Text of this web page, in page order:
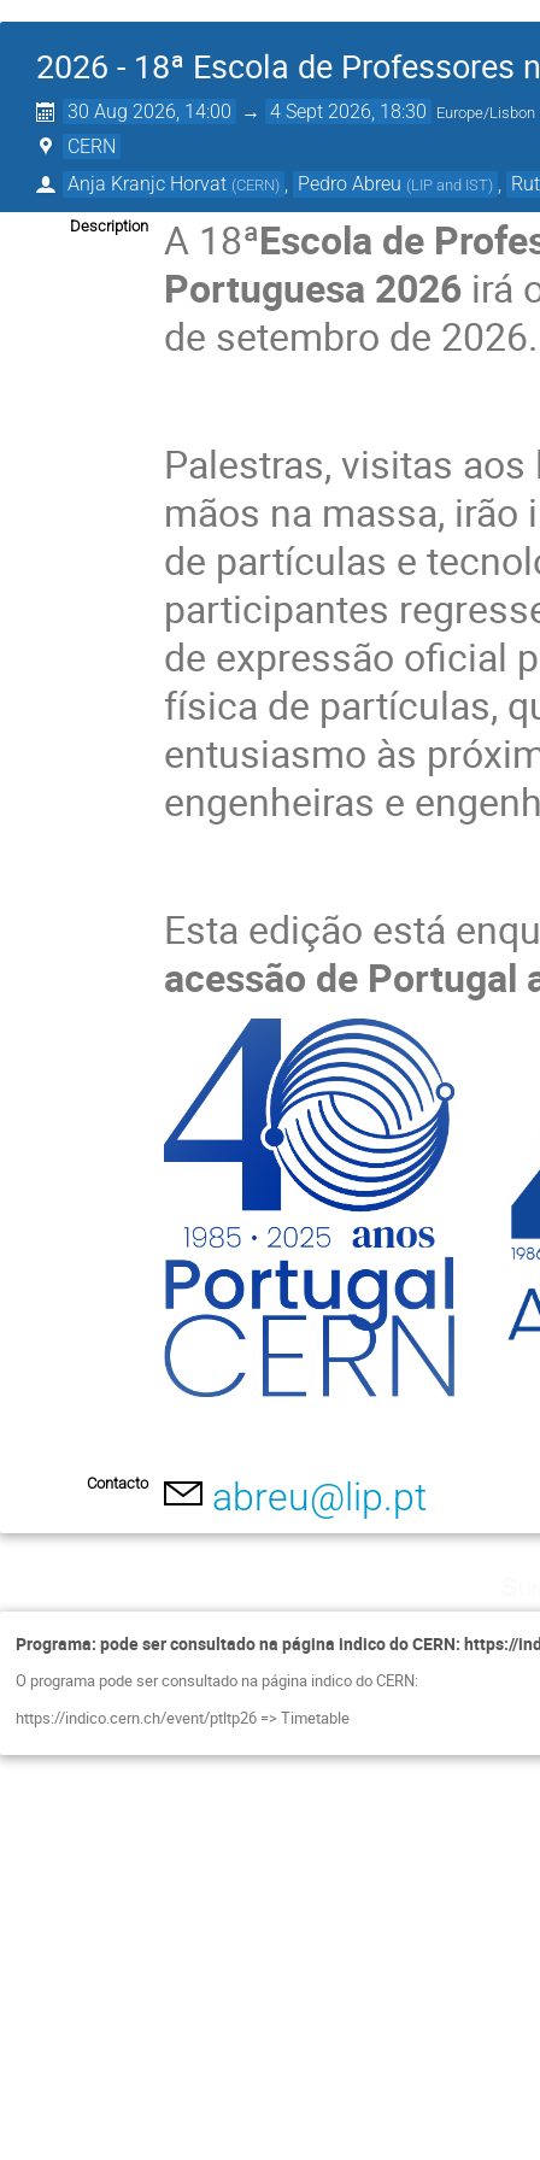
2026 - 18ª Escola de Professores
30 Aug 2026, 14:00 → 4 Sept 2026, 18:30 Europe/Lisbon
CERN
Anja Kranjc Horvat (CERN) Pedro Abreu (LIP and IST)
Description A 18ªEscola de
Portuguesa 2026 irá
de setembro de
Palestras, visitas
mãos na massa,
de partículas e
participantes
de expressão oficial
física de partículas,
entusiasmo às
engenheiras e
Esta edição está
acessão de Portugal
Contacto abreu@lip.pt
Programa: pode ser consultado na página indico do CERN: https://
O programa pode ser consultado na página indico do CERN:
https://indico.cern.ch/event/ptltp26 => Timetable